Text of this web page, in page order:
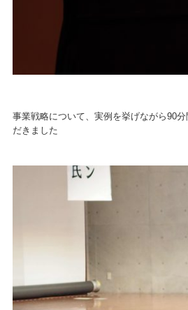
事業戦略について、実例を挙げながら90
だきました